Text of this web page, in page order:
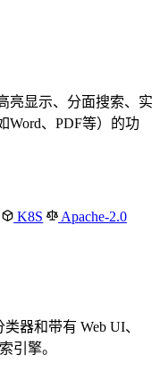
亮显示、分面搜索、实
Word、PDF等）的功
K8S Apache-2.0
器和带有 Web UI、
引擎。